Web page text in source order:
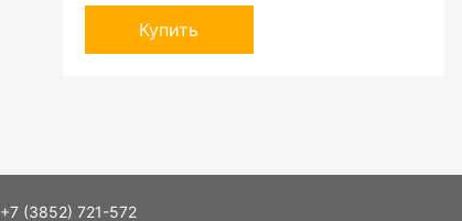
Купить
+7 (3852) 721-572